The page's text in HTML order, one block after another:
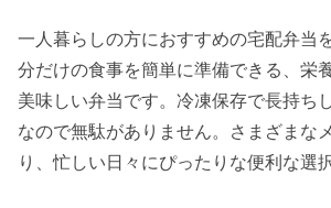
一人暮らしの方におすすめの宅配弁当
分だけの食事を簡単に準備できる、栄
美味しい弁当です。冷凍保存で長持ち
なので無駄がありません。さまざまな
り、忙しい日々にぴったりな便利な選